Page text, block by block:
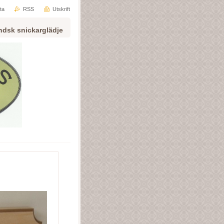
snickarglädje
RSS Utskrift